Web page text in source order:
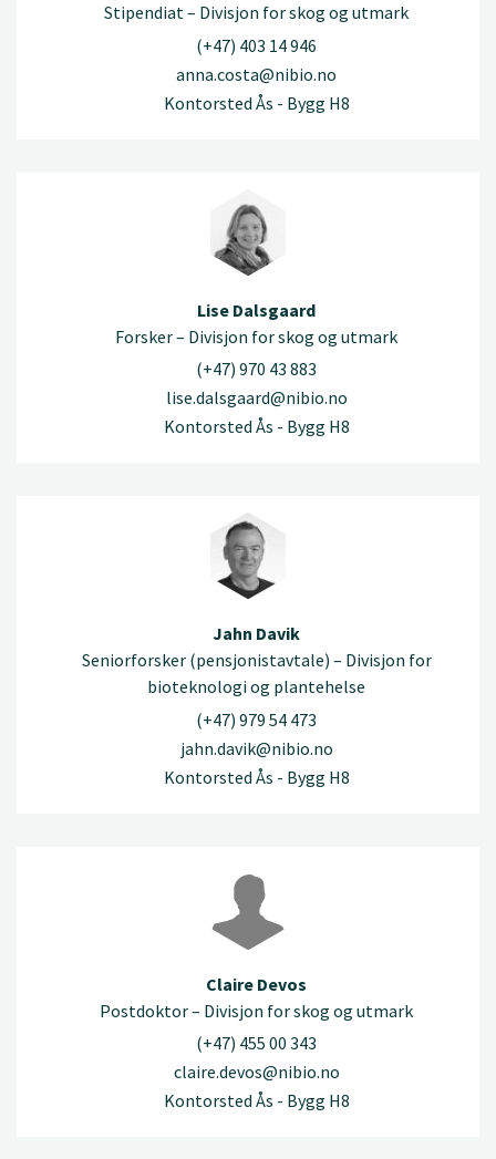
Stipendiat – Divisjon for skog og utmark
(+47) 403 14 946
anna.costa@nibio.no
Kontorsted Ås - Bygg H8
Lise Dalsgaard
Forsker – Divisjon for skog og utmark
(+47) 970 43 883
lise.dalsgaard@nibio.no
Kontorsted Ås - Bygg H8
Jahn Davik
Seniorforsker (pensjonistavtale) – Divisjon for
bioteknologi og plantehelse
(+47) 979 54 473
jahn.davik@nibio.no
Kontorsted Ås - Bygg H8
Claire Devos
Postdoktor – Divisjon for skog og utmark
(+47) 455 00 343
claire.devos@nibio.no
Kontorsted Ås - Bygg H8